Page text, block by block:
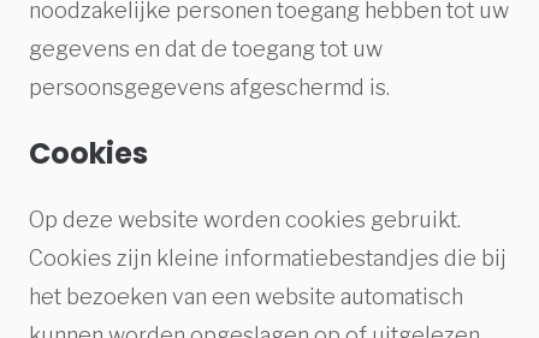
noodzakelijke personen toegang hebben tot uw
gegevens en dat de toegang tot uw
persoonsgegevens afgeschermd is.
Cookies
Op deze website worden cookies gebruikt.
Cookies zijn kleine informatiebestandjes die bij
het bezoeken van een website automatisch